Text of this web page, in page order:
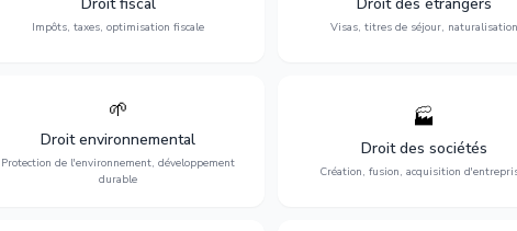
Impôts, taxes, optimisation fiscale
fiscaux et planification.
Visas, titres de séjour, naturalisation
naturalisation.
🌱
Droit environnemental
Protection de l'environnement, développement
durable
environnementale, litiges et
développement durable.
🏭
Droit des sociétés
Création, fusion, acquisition
Structuration de votre société :
fusion-acquisition, gouvernance
restructuration.